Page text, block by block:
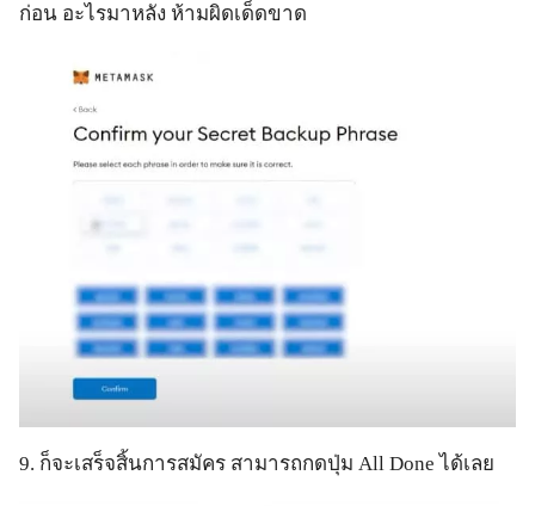
ก่อน อะไรมาหลัง ห้ามผิดเด็ดขาด
9. ก็จะเสร็จสิ้นการสมัคร สามารถกดปุ่ม All Done ได้เลย